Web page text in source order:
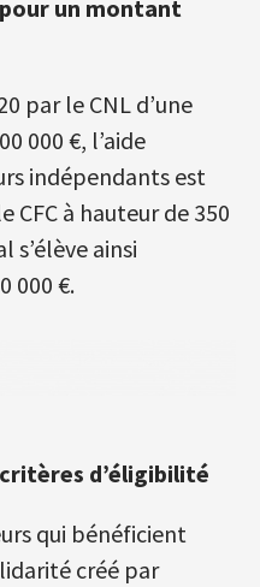
un montant
par le CNL d’une
000 €, l’aide
indépendants est
CFC à hauteur de 350
s’élève ainsi
000 €.
critères d’éligibilité
qui bénéficient
créé par